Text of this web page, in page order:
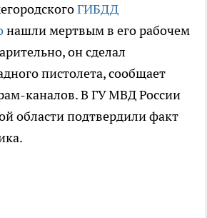
ГИБДД
нашли мертвым в его рабочем
он сделал
пистолета, сообщает
каналов. В ГУ МВД России
области подтвердили факт